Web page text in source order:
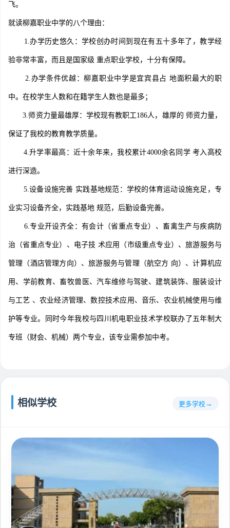
飞。
就读柳嘉职业中学的八个理由：
1.办学历史悠久：学校创办时间到现在有五十多年了，教学经
验非常丰富，而且是国家级 重点职业学校，十分有保障。
2.办学条件优越：柳嘉职业中学是宜宾县占 地面积最大的职
中。在校学生人数和在籍学生人数也是最多；
3.师资力量最雄厚：学校现有教职工186人，雄厚的 师资力量，
保证了我校的教育教学质量。
4.升学率最高：近十余年来，我校累计4000余名同学 考入高校
进行深造。
5.设备设施完善 实践基地规范：学校的体育运动设施充足，专
业实习设备齐全，实践基地 规范，后勤设备完善。
6.专业开设齐全：有会计（省重点专业）、畜禽生产与疾病防
治（省重点专业）、电子技 术应用（市级重点专业）、旅游服务与
管理（酒店管理方向）、旅游服务与管理（航空方 向）、计算机应
用、学前教育、畜牧兽医、汽车维修与驾驶、建筑装饰、服装设计
与工艺 、农业经济管理、数控技术应用、音乐、农业机械使用与维
护等专业。同时今年我校与四川机电职业技术学校联办了五年制大
专班（财会、机械）两个专业，该专业需参加中考。
相似学校 更多学校